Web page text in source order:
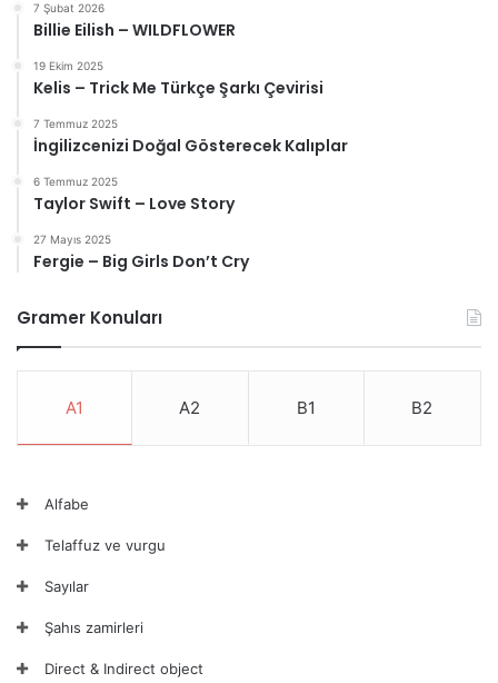
7 Şubat 2026
Billie Eilish – WILDFLOWER
19 Ekim 2025
Kelis – Trick Me Türkçe Şarkı Çevirisi
7 Temmuz 2025
İngilizcenizi Doğal Gösterecek Kalıplar
6 Temmuz 2025
Taylor Swift – Love Story
27 Mayıs 2025
Fergie – Big Girls Don’t Cry
Gramer Konuları
A1 A2 B1 B2
Alfabe
Telaffuz ve vurgu
Sayılar
Şahıs zamirleri
Direct & Indirect object